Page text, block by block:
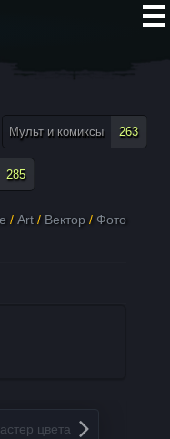
Мульт и комиксы 263
285
/ Art/ Вектор / Фото
цвета